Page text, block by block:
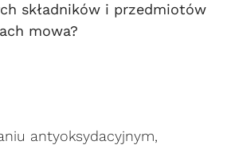
składników i przedmiotów
mowa?
antyoksydacyjnym,